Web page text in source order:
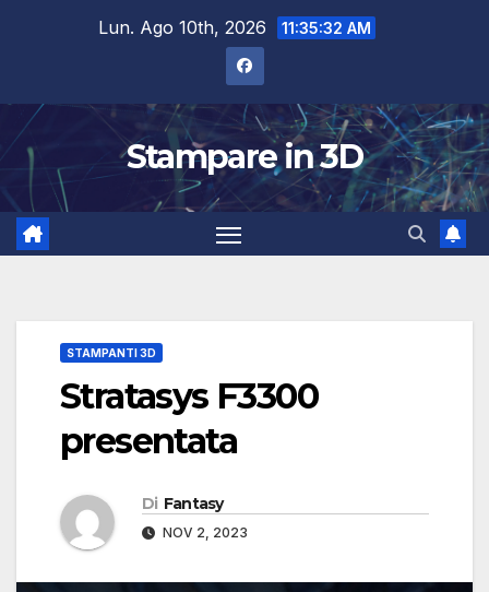
Lun. Ago 10th, 2026 11:35:33 AM
Stampare in 3D
STAMPANTI 3D
Stratasys F3300
presentata
Di Fantasy
NOV 2, 2023